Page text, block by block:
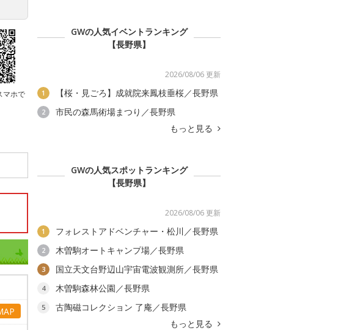
マホで
GWの人気イベントランキング
【長野県】
2026/08/06 更新
1 【桜・見ごろ】成就院来鳳枝垂桜／長野県
2
市民の森馬術場まつり／長野県
もっと見る
GWの人気スポットランキング
【長野県】
2026/08/06 更新
1 フォレストアドベンチャー・松川／長野県
2 木曽駒オートキャンプ場／長野県
3 国立天文台野辺山宇宙電波観測所／長野県
4 木曽駒森林公園／長野県
5
古陶磁コレクション 了庵／長野県
もっと見る